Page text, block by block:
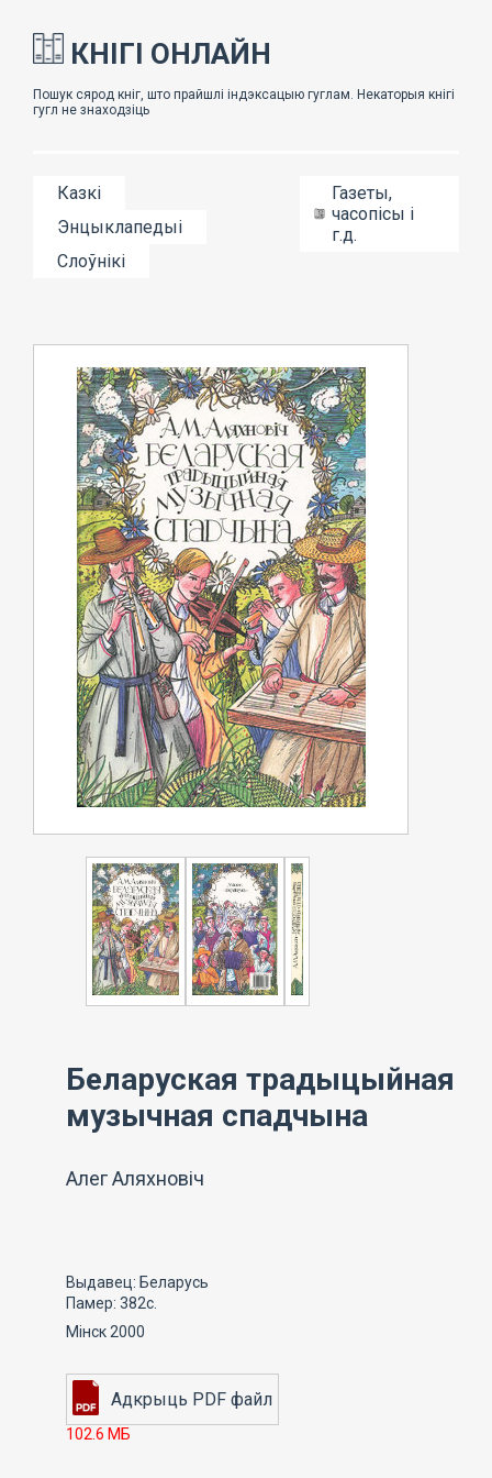
КНІГІ ОНЛАЙН
Казкі
Энцыклапедыі
Слоўнікі
Газеты,
часопісы і
г.д.
Беларуская традыцыйная
музычная спадчына
Алег Аляхновіч
Выдавец: Беларусь
Памер: 382с.
Мінск 2000
102.6 МБ